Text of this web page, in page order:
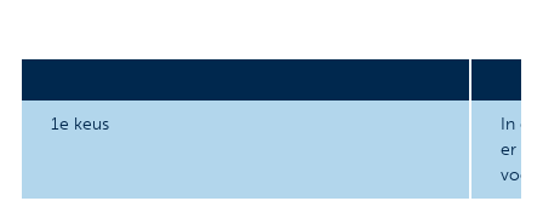
Vacatures
Contact
1e keus
In
er in
voor